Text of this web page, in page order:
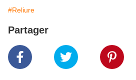
#Reliure
Partager